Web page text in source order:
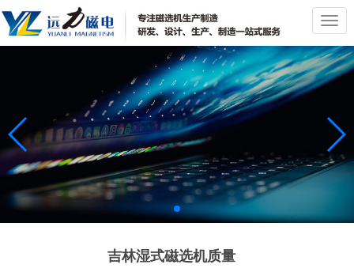
切
换
导
航
吉林湿式磁选机质量